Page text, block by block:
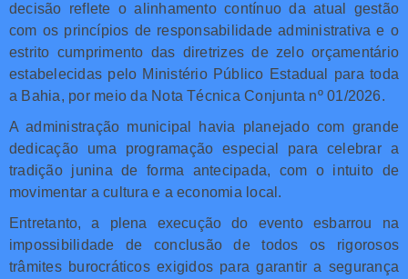
decisão reflete o alinhamento contínuo da atual gestão
com os princípios de responsabilidade administrativa e o
estrito cumprimento das diretrizes de zelo orçamentário
estabelecidas pelo Ministério Público Estadual para toda
a Bahia, por meio da Nota Técnica Conjunta nº 01/2026.
A administração municipal havia planejado com grande
dedicação uma programação especial para celebrar a
tradição junina de forma antecipada, com o intuito de
movimentar a cultura e a economia local.
Entretanto, a plena execução do evento esbarrou na
impossibilidade de conclusão de todos os rigorosos
trâmites burocráticos exigidos para garantir a segurança